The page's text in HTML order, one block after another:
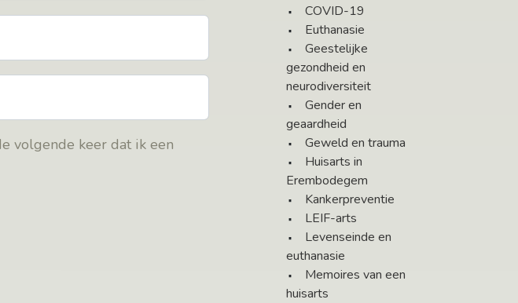
volgende keer dat ik een
COVID-19
Euthanasie
Geestelijke
gezondheid en
neurodiversiteit
Gender en
geaardheid
Geweld en trauma
Huisarts in
Erembodegem
Kankerpreventie
LEIF-arts
Levenseinde en
euthanasie
Memoires van een
huisarts